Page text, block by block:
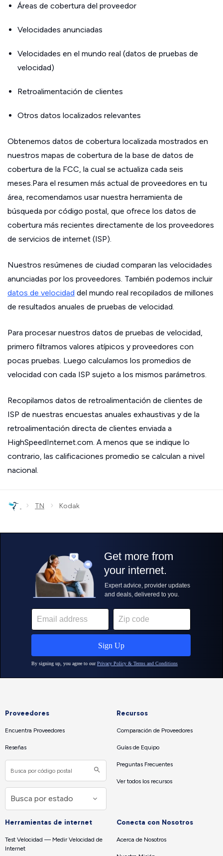
Áreas de cobertura del proveedor
Velocidades anunciadas
Velocidades en el mundo real (datos de pruebas de
velocidad)
Retroalimentación de clientes
Otros datos localizados relevantes
Obtenemos datos de cobertura localizada mostrados en
nuestros mapas de cobertura de la base de datos de
cobertura de la FCC, la cual se actualiza cada seis
meses.Para el resumen más actual de proveedores en tu
área, recomendamos usar nuestra herramienta de
búsqueda por código postal, que ofrece los datos de
cobertura más recientes directamente de los proveedores
de servicios de internet (ISP).
Nuestros resúmenes de ciudad comparan las velocidades
anunciadas por los proveedores. También podemos incluir
datos de velocidad del mundo real recopilados de millones
de resultados anuales de pruebas de velocidad.
Para procesar nuestros datos de pruebas de velocidad,
primero filtramos valores atípicos y proveedores con
pocas pruebas. Luego calculamos los promedios de
velocidad con cada ISP sujeto a los mismos parámetros.
Recopilamos datos de retroalimentación de clientes de
ISP de nuestras encuestas anuales exhaustivas y de la
retroalimentación directa de clientes enviada a
HighSpeedInternet.com. A menos que se indique lo
contrario, las calificaciones promedio se calculan a nivel
nacional.
› TN › Kodak
Proveedores
Encuentra Proveedores
Reseñas
Recursos
Comparación de Proveedores
Guías de Equipo
Preguntas Frecuentes
Ver todos los recursos
Herramientas de internet
Test Velocidad — Medir Velocidad de
Internet
Conecta con Nosotros
Acerca de Nosotros